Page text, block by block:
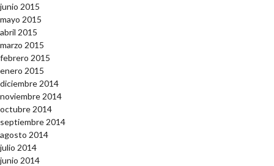
junio 2015
mayo 2015
abril 2015
marzo 2015
febrero 2015
enero 2015
diciembre 2014
noviembre 2014
octubre 2014
septiembre 2014
agosto 2014
julio 2014
junio 2014